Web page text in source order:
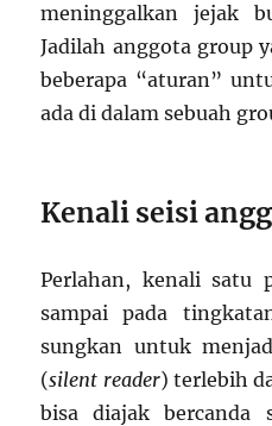
meninggalkan jejak
Jadilah anggota group
beberapa “aturan”
ada di dalam sebuah
Kenali seisi
Perlahan, kenali satu
sampai pada
sungkan untuk
(silent reader) terlebih
bisa diajak bercanda